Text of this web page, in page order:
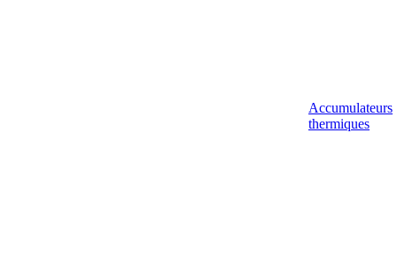
Accumulateurs
thermiques